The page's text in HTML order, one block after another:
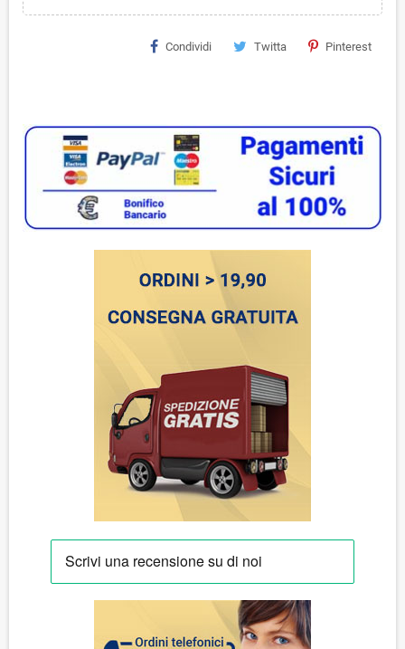
Condividi Twitta Pinterest